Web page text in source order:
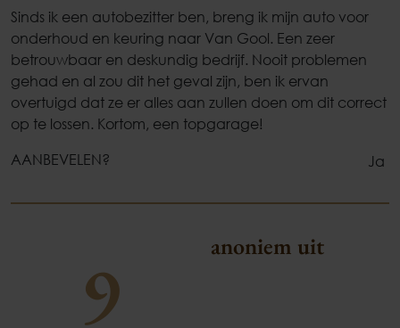
Sinds ik een autobezitter ben, breng ik mijn auto voor
onderhoud en keuring naar Van Gool. Een zeer
betrouwbaar en deskundig bedrijf. Nooit problemen
gehad en al zou dit het geval zijn, ben ik ervan
overtuigd dat ze er alles aan zullen doen om dit correct
op te lossen. Kortom, een topgarage!
AANBEVELEN?
Ja
9 anoniem uit